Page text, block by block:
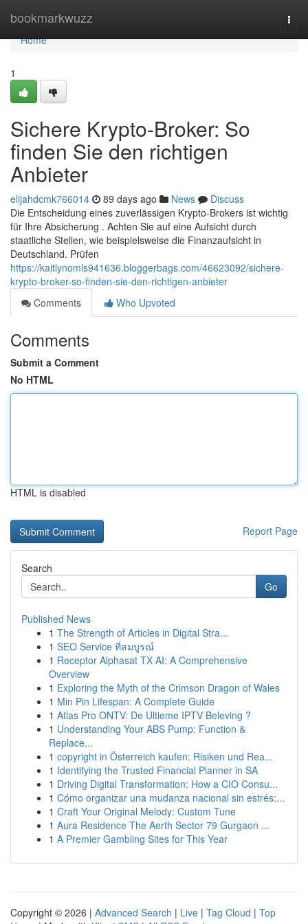
bookmarkwuzz
Home
Home
1
Sichere Krypto-Broker: So
finden Sie den richtigen
Anbieter
elijahdcmk766014 89 days ago News
Discuss
Die Entscheidung eines zuverlässigen Krypto-Brokers ist wichtig
für Ihre Absicherung . Achten Sie auf eine Aufsicht durch
staatliche Stellen, wie beispielsweise die Finanzaufsicht in
Deutschland. Prüfen
https://kaitlynomls941636.bloggerbags.com/46623092/sichere-
krypto-broker-so-finden-sie-den-richtigen-anbieter
Comments
Who Upvoted
Comments
Submit a Comment
No HTML
HTML is disabled
Report Page
Search
Go
Published News
1 The Strength of Articles in Digital Stra...
1 SEO Service ที่สมบูรณ์
1 Receptor Alphasat TX AI: A Comprehensive
Overview
1 Exploring the Myth of the Crimson Dragon of Wales
1 Min Pin Lifespan: A Complete Guide
1 Atlas Pro ONTV: De Ultieme IPTV Beleving ?
1 Understanding Your ABS Pump: Function &
Replace...
1 copyright in Österreich kaufen: Risiken und Rea...
1 Identifying the Trusted Financial Planner in SA
1 Driving Digital Transformation: How a CIO Consu...
1 Cómo organizar una mudanza nacional sin estrés:...
1 Craft Your Original Melody: Custom Tune
1 Aura Residence The Aerth Sector 79 Gurgaon ...
1 A Premier Gambling Sites for This Year
Copyright © 2026 | Advanced Search | Live | Tag Cloud | Top